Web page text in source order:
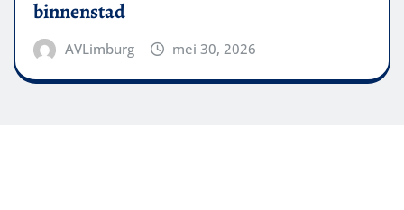
binnenstad
AVLimburg mei 30, 2026